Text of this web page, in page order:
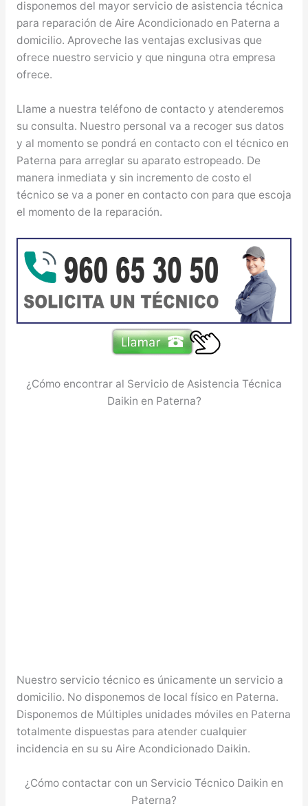
disponemos del mayor servicio de asistencia técnica
para reparación de Aire Acondicionado en Paterna a
domicilio. Aproveche las ventajas exclusivas que
ofrece nuestro servicio y que ninguna otra empresa
ofrece.
Llame a nuestra teléfono de contacto y atenderemos
su consulta. Nuestro personal va a recoger sus datos
y al momento se pondrá en contacto con el técnico en
Paterna para arreglar su aparato estropeado. De
manera inmediata y sin incremento de costo el
técnico se va a poner en contacto con para que escoja
el momento de la reparación.
¿Cómo encontrar al Servicio de Asistencia Técnica
Daikin en Paterna?
Nuestro servicio técnico es únicamente un servicio a
domicilio. No disponemos de local físico en Paterna.
Disponemos de Múltiples unidades móviles en Paterna
totalmente dispuestas para atender cualquier
incidencia en su su Aire Acondicionado Daikin.
¿Cómo contactar con un Servicio Técnico Daikin en
Paterna?